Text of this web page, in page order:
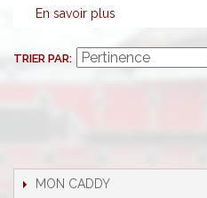
En savoir plus
TRIER PAR
MON CADDY